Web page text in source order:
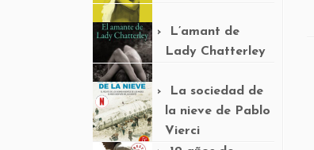
L’amant de
Lady Chatterley
La sociedad de
la nieve de Pablo
Vierci